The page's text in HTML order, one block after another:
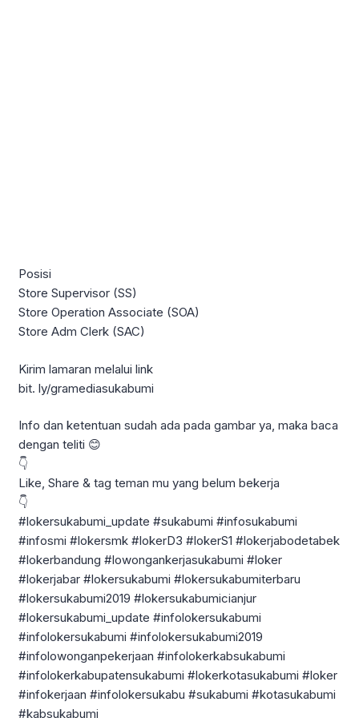
Posisi
Store Supervisor (SS)
Store Operation Associate (SOA)
Store Adm Clerk (SAC)
Kirim lamaran melalui link
bit. ly/gramediasukabumi
Info dan ketentuan sudah ada pada gambar ya, maka baca
dengan teliti 😊
👇
Like, Share & tag teman mu yang belum bekerja
👇
#lokersukabumi_update #sukabumi #infosukabumi
#infosmi #lokersmk #lokerD3 #lokerS1 #lokerjabodetabek
#lokerbandung #lowongankerjasukabumi #loker
#lokerjabar #lokersukabumi #lokersukabumiterbaru
#lokersukabumi2019 #lokersukabumicianjur
#lokersukabumi_update #infolokersukabumi
#infolokersukabumi #infolokersukabumi2019
#infolowonganpekerjaan #infolokerkabsukabumi
#infolokerkabupatensukabumi #lokerkotasukabumi #loker
#infokerjaan #infolokersukabu #sukabumi #kotasukabumi
#kabsukabumi